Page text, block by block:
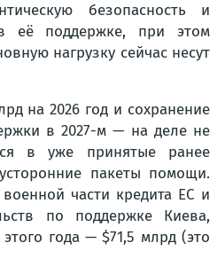
безопасность и
её поддержке, при этом
нагрузку сейчас несут
на 2026 год и сохранение
в 2027-м — на деле не
в уже принятые ранее
пакеты помощи.
части кредита ЕС и
по поддержке Киева,
года — $71,5 млрд (это